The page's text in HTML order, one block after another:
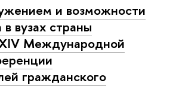
и возможности
вузах страны
Международной
гражданского